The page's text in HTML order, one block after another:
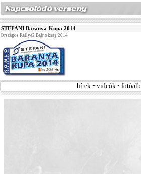
STEFANI Baranya Kupa 2014
Országos Rallye2 Bajnokság 2014
hírek • videók •